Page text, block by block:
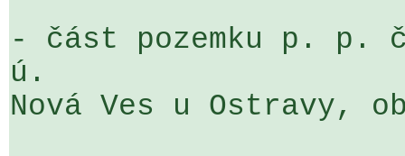
- část pozemku p. p.
ú.
Nová Ves u Ostravy,